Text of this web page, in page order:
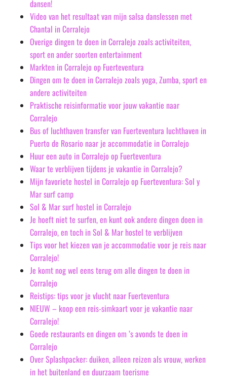
dansen!
Video van het resultaat van mijn salsa danslessen met
Chantal in Corralejo
Overige dingen te doen in Corralejo zoals activiteiten,
sport en ander soorten entertainment
Markten in Corralejo op Fuerteventura
Dingen om te doen in Corralejo zoals yoga, Zumba, sport en
andere activiteiten
Praktische reisinformatie voor jouw vakantie naar
Corralejo
Bus of luchthaven transfer van Fuerteventura luchthaven in
Puerto de Rosario naar je accommodatie in Corralejo
Huur een auto in Corralejo op Fuerteventura
Waar te verblijven tijdens je vakantie in Corralejo?
Mijn favoriete hostel in Corralejo op Fuerteventura: Sol y
Mar surf camp
Sol & Mar surf hostel in Corralejo
Je hoeft niet te surfen, en kunt ook andere dingen doen in
Corralejo, en toch in Sol & Mar hostel te verblijven
Tips voor het kiezen van je accommodatie voor je reis naar
Corralejo!
Je komt nog wel eens terug om alle dingen te doen in
Corralejo
Reistips: tips voor je vlucht naar Fuerteventura
NIEUW – koop een reis-simkaart voor je vakantie naar
Corralejo!
Goede restaurants en dingen om ’s avonds te doen in
Corralejo
Over Splashpacker: duiken, alleen reizen als vrouw, werken
in het buitenland en duurzaam toerisme